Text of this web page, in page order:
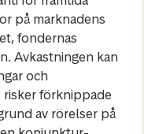
på marknadens
fondernas
Avkastningen kan
och
risker förknippade
av rörelser på